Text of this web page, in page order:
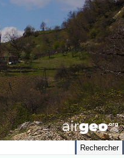
airGEO.oRg